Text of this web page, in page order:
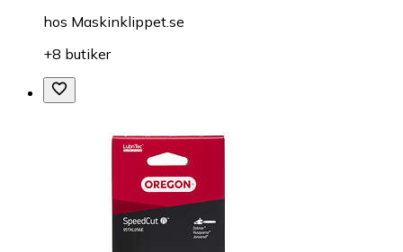
hos Maskinklippet.se
+8 butiker